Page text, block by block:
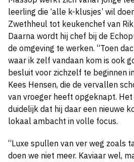
leerling die ‘alle k-klusjes’ wil
Zwethheul tot keukenchef van
Daarna wordt hij chef bij de
de omgeving te werken. “Toen
waar ik zelf vandaan kom is ook
besluit voor zichzelf te beginnen
Kees Hensen, die de vervallen
van vroeger heeft opgeknapt. Het
duidelijk dat hij daar een nieuwe
lokaal ambacht in volle focus.
“Luxe spullen van ver weg zoals
doen we niet meer. Kaviaar wel,